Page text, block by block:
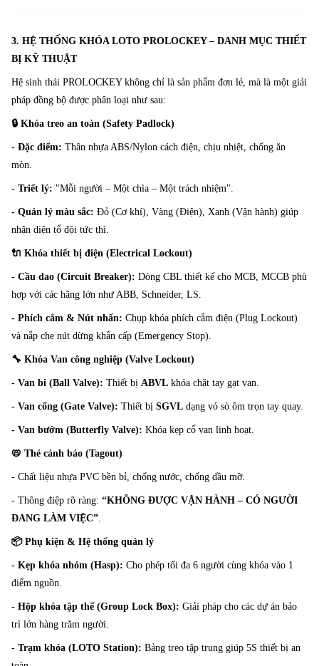
3. HỆ THỐNG KHÓA LOTO PROLOCKEY – DANH MỤC THIẾT
BỊ KỸ THUẬT
Hệ sinh thái PROLOCKEY không chỉ là sản phẩm đơn lẻ, mà là một giải
pháp đồng bộ được phân loại như sau:
🔒 Khóa treo an toàn (Safety Padlock)
- Đặc điểm: Thân nhựa ABS/Nylon cách điện, chịu nhiệt, chống ăn
mòn.
- Triết lý: "Mỗi người – Một chìa – Một trách nhiệm".
- Quản lý màu sắc: Đỏ (Cơ khí), Vàng (Điện), Xanh (Vận hành) giúp
nhận diện tổ đội tức thì.
🔌 Khóa thiết bị điện (Electrical Lockout)
- Cầu dao (Circuit Breaker): Dòng CBL thiết kế cho MCB, MCCB phù
hợp với các hãng lớn như ABB, Schneider, LS.
- Phích cắm & Nút nhấn: Chụp khóa phích cắm điện (Plug Lockout)
và nắp che nút dừng khẩn cấp (Emergency Stop).
🔧 Khóa Van công nghiệp (Valve Lockout)
- Van bi (Ball Valve): Thiết bị ABVL khóa chặt tay gạt van.
- Van cổng (Gate Valve): Thiết bị SGVL dạng vỏ sò ôm trọn tay quay.
- Van bướm (Butterfly Valve): Khóa kẹp cổ van linh hoạt.
📛 Thẻ cảnh báo (Tagout)
- Chất liệu nhựa PVC bền bỉ, chống nước, chống dầu mỡ.
- Thông điệp rõ ràng: “KHÔNG ĐƯỢC VẬN HÀNH – CÓ NGƯỜI
ĐANG LÀM VIỆC”.
📦 Phụ kiện & Hệ thống quản lý
- Kẹp khóa nhóm (Hasp): Cho phép tối đa 6 người cùng khóa vào 1
điểm nguồn.
- Hộp khóa tập thể (Group Lock Box): Giải pháp cho các dự án bảo
trì lớn hàng trăm người.
- Trạm khóa (LOTO Station): Bảng treo tập trung giúp 5S thiết bị an